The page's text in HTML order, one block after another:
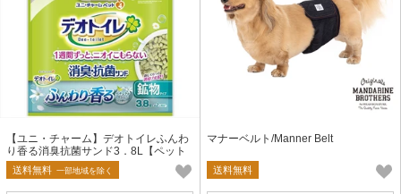
【ユニ・チャーム】デオトイレふんわ
り香る消臭抗菌サンド3．8L【ペット
用品】
送料無料 一部地域を除く
マナーベルト/Manner Belt
送料無料